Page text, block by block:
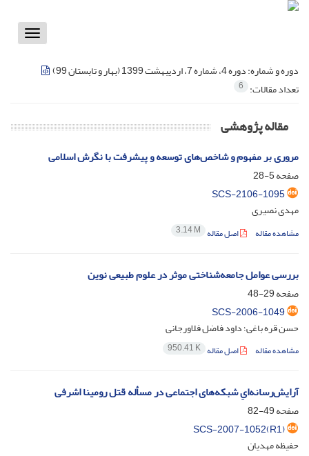
Toggle
دوره و شماره:دوره 4، شماره 7، اردیبهشت 1399 (بهار و تابستان 99)
تعداد مقالات: 6
مقاله پژوهشی
مروری بر مفهوم و شاخص‌های توسعه و پیشرفت با نگرش اسلامی
صفحه5-28
SCS-2106-1095
مهدی نصیری
مشاهده مقاله اصل مقاله 3.14 M
بررسی عوامل جامعه‌شناختی موثر در علوم طبیعی نوین
صفحه29-48
SCS-2006-1049
حسن قره باغی؛ داود فاضل فلاورجانی
مشاهده مقاله اصل مقاله 950.41 K
آرایش‌رسانه‌ایِ شبکه‌های اجتماعی در مسأله قتل رومینا اشرفی
صفحه49-82
SCS-2007-1052(R1)
حفیظه مهدیان